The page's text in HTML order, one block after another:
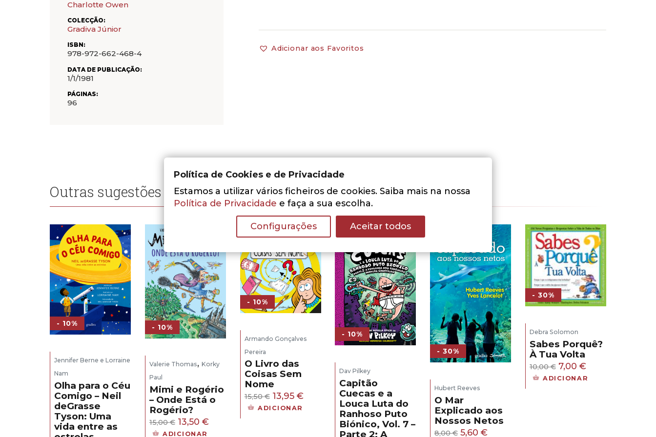
Charlotte Owen
COLECÇÃO:
Gradiva Júnior
ISBN:
978-972-662-468-4
DATA DE PUBLICAÇÃO:
1/1/1981
PÁGINAS:
96
Adicionar aos Favoritos
Outras sugestões
- 10%
Jennifer Berne e Lorraine
Nam
Olha para o Céu
Comigo – Neil
deGrasse
Tyson: Uma
vida entre as
- 10%
Valerie Thomas, Korky
Paul
Mimi e Rogério
– Onde Está o
Rogério?
15,00€ O
preço
13,50 €O
ADICIONAR
- 10%
Armando Gonçalves
Pereira
O Livro das
Coisas Sem
Nome
15,50€ O
preço
13,95 €O
ADICIONAR
- 10%
Dav Pilkey
Capitão
Cuecas e a
Louca Luta do
Ranhoso Puto
Biónico, Vol. 7 –
Parte 2: A
- 30%
Hubert Reeves
O Mar
Explicado aos
Nossos Netos
8,00€ O
5,60€
- 30%
Debra Solomon
Sabes Porquê?
À Tua Volta
10,00€ O
preço
7,00 €O
preço
ADICIONAR
Política de Cookies e de Privacidade
Estamos a utilizar vários ficheiros de cookies. Saiba mais na nossa
Política de Privacidade e faça a sua escolha.
Configurações Aceitar todos